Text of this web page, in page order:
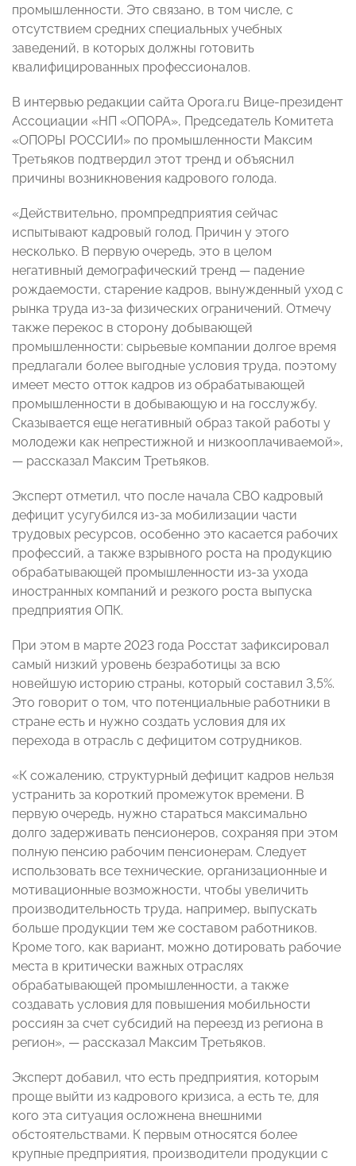
промышленности. Это связано, в том числе, с
отсутствием средних специальных учебных
заведений, в которых должны готовить
квалифицированных профессионалов.
В интервью редакции сайта Opora.ru Вице-президент
Ассоциации «НП «ОПОРА», Председатель Комитета
«ОПОРЫ РОССИИ» по промышленности Максим
Третьяков подтвердил этот тренд и объяснил
причины возникновения кадрового голода.
«Действительно, промпредприятия сейчас
испытывают кадровый голод. Причин у этого
несколько. В первую очередь, это в целом
негативный демографический тренд — падение
рождаемости, старение кадров, вынужденный уход с
рынка труда из-за физических ограничений. Отмечу
также перекос в сторону добывающей
промышленности: сырьевые компании долгое время
предлагали более выгодные условия труда, поэтому
имеет место отток кадров из обрабатывающей
промышленности в добывающую и на госслужбу.
Сказывается еще негативный образ такой работы у
молодежи как непрестижной и низкооплачиваемой»,
— рассказал Максим Третьяков.
Эксперт отметил, что после начала СВО кадровый
дефицит усугубился из-за мобилизации части
трудовых ресурсов, особенно это касается рабочих
профессий, а также взрывного роста на продукцию
обрабатывающей промышленности из-за ухода
иностранных компаний и резкого роста выпуска
предприятия ОПК.
При этом в марте 2023 года Росстат зафиксировал
самый низкий уровень безработицы за всю
новейшую историю страны, который составил 3,5%.
Это говорит о том, что потенциальные работники в
стране есть и нужно создать условия для их
перехода в отрасль с дефицитом сотрудников.
«К сожалению, структурный дефицит кадров нельзя
устранить за короткий промежуток времени. В
первую очередь, нужно стараться максимально
долго задерживать пенсионеров, сохраняя при этом
полную пенсию рабочим пенсионерам. Следует
использовать все технические, организационные и
мотивационные возможности, чтобы увеличить
производительность труда, например, выпускать
больше продукции тем же составом работников.
Кроме того, как вариант, можно дотировать рабочие
места в критически важных отраслях
обрабатывающей промышленности, а также
создавать условия для повышения мобильности
россиян за счет субсидий на переезд из региона в
регион», — рассказал Максим Третьяков.
Эксперт добавил, что есть предприятия, которым
проще выйти из кадрового кризиса, а есть те, для
кого эта ситуация осложнена внешними
обстоятельствами. К первым относятся более
крупные предприятия, производители продукции с